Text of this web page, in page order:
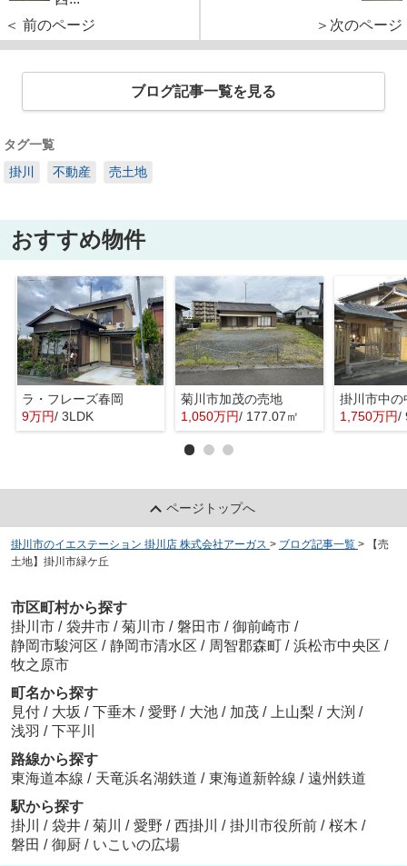
＜ 前のページ
＞次のページ
ブログ記事一覧を見る
タグ一覧
掛川
不動産 売土地
おすすめ物件
ラ・フレーズ春岡
9万円/ 3LDK
菊川市加茂の売地
1,050万円/ 177.07㎡
掛川市中の
1,750万円/
ページトップへ
掛川市のイエステーション 掛川店 株式会社アーガス > ブログ記事一覧 >
【売
土地】掛川市緑ケ丘
市区町村から探す
掛川市 / 袋井市 / 菊川市 / 磐田市 / 御前崎市 /
静岡市駿河区 / 静岡市清水区 / 周智郡森町 / 浜松市中央区 /
牧之原市
町名から探す
見付 / 大坂 / 下垂木 / 愛野 / 大池 / 加茂 / 上山梨 / 大渕 /
浅羽 / 下平川
路線から探す
東海道本線 / 天竜浜名湖鉄道 / 東海道新幹線 / 遠州鉄道
駅から探す
掛川
/ 袋井 / 菊川 / 愛野 / 西掛川 / 掛川市役所前 / 桜木 /
磐田 / 御厨 / いこいの広場